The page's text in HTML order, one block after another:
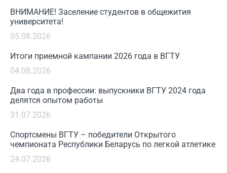
ВНИМАНИЕ! Заселение студентов в общежития
университета!
05.08.2026
Итоги приемной кампании 2026 года в ВГТУ
04.08.2026
Два года в профессии: выпускники ВГТУ 2024 года
делятся опытом работы
31.07.2026
Спортсмены ВГТУ – победители Открытого
чемпионата Республики Беларусь по легкой атлетике
24.07.2026